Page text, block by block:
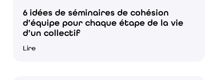
6 idées de séminaires de cohésion
d’équipe pour chaque étape de la vie
d’un collectif
Lire